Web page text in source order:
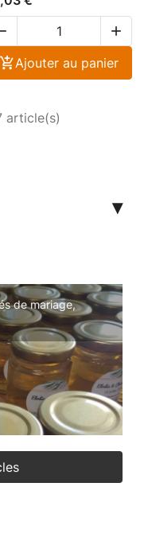
de mariage,
Propolis : le trésor caché de la ruche pour votre santé

Ajouter au panier
article(s)